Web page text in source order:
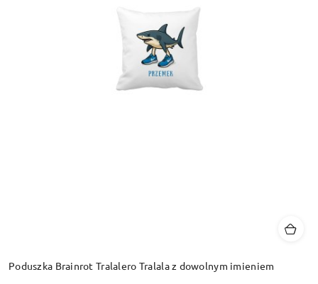
Poduszka Brainrot Tralalero Tralala z dowolnym imieniem